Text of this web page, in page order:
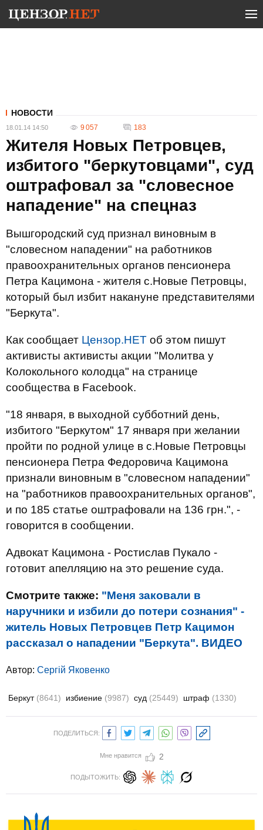
НОВОСТИ
18.01.14 14:50 9 057 183
Жителя Новых Петровцев,
избитого "беркутовцами", суд
оштрафовал за "словесное
нападение" на спецназ
Вышгородский суд признал виновным в
"словесном нападении" на работников
правоохранительных органов пенсионера
Петра Кацимона - жителя с.Новые Петровцы,
который был избит накануне представителями
"Беркута".
Как сообщает Цензор.НЕТ об этом пишут
активисты активисты акции "Молитва у
Колокольного колодца" на странице
сообщества в Facebook.
"18 января, в выходной субботний день,
избитого "Беркутом" 17 января при желании
пройти по родной улице в с.Новые Петровцы
пенсионера Петра Федоровича Кацимона
признали виновным в "словесном нападении"
на "работников правоохранительных органов",
и по 185 статье оштрафовали на 136 грн.", -
говорится в сообщении.
Адвокат Кацимона - Ростислав Пукало -
готовит апелляцию на это решение суда.
Смотрите также: "Меня заковали в
наручники и избили до потери сознания" -
житель Новых Петровцев Петр Кацимон
рассказал о нападении "Беркута". ВИДЕО
Автор: Сергій Яковенко
Беркут (8641) избиение (9987) суд (25449) штраф (1330)
ПОДЕЛИТЬСЯ:
Мне нравится 2
ПОДЫТОЖИТЬ: